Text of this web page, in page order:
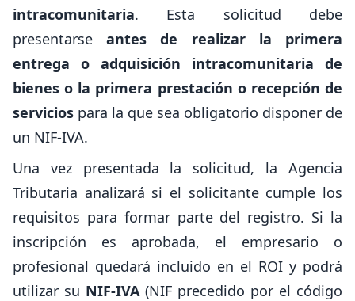
intracomunitaria. Esta solicitud debe
presentarseantes de realizar la primera
entrega o adquisición intracomunitaria de
bienes o la primera prestación o recepción de
servicios para la que sea obligatorio disponer de
un NIF-IVA.
Una vez presentada la solicitud, la Agencia
Tributaria analizará si el solicitante cumple los
requisitos para formar parte del registro. Si la
inscripción es aprobada, el empresario o
profesional quedará incluido en el ROI y podrá
utilizar su NIF-IVA (NIF precedido por el código